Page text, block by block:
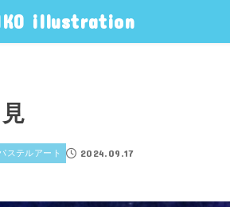
illustration
ステルアート 2024.09.17